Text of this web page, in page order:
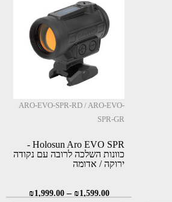
ARO-EVO-SPR-RD / ARO-EVO-
SPR-GR
Holosun Aro EVO SPR -
כוונות השלכה לרובה עם נקודה
ירוקה / אדומה
₪1,599.00
–
₪1,999.00